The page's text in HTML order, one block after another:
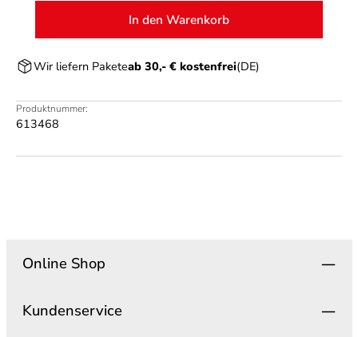
In den Warenkorb
Wir liefern Paketeab 30,- € kostenfrei(DE)
Produktnummer:
613468
Online Shop
Kundenservice